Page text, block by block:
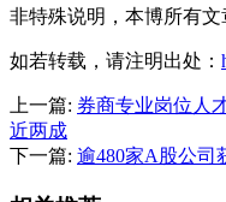
非特殊说明，本博所有文
如若转载，请注明出处：
上一篇: 券商专业岗位人
近两成
下一篇: 逾480家A股公司